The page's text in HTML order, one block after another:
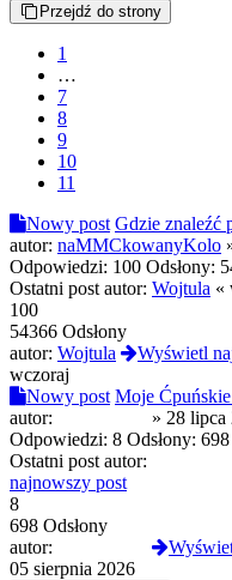
Przejdź do strony
1
…
7
8
9
10
11
Nowy post Gdzie znaleźć
autor: naMMCkowanyKolo
Odpowiedzi: 100 Odsłony:
Ostatni post autor: Wojtula «
100
54366 Odsłony
autor: Wojtula
Wyświetl
wczoraj
Nowy post Moje
autor:
» 28 lipca
Odpowiedzi: 8 Odsłony: 698
Ostatni post autor:
najnowszy post
8
698 Odsłony
autor:
05 sierpnia 2026